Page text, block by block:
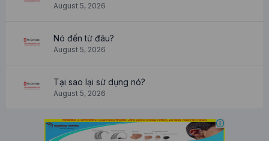
August 5, 2026
Nó đến từ đâu?
August 5, 2026
Tại sao lại sử dụng nó?
August 5, 2026